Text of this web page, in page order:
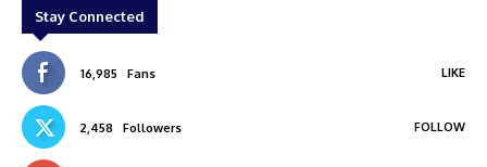
Stay Connected
16,985 Fans LIKE
2,458 Followers FOLLOW